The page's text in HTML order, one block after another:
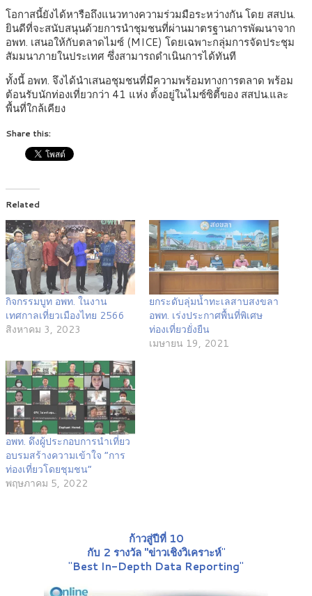
โอกาสนี้ยังได้หารือถึงแนวทางความร่วมมือระหว่างกัน โดย สสปน.
ยินดีที่จะสนับสนุนด้วยการนำชุมชนที่ผ่านมาตรฐานการพัฒนาจาก
อพท. เสนอให้กับตลาดไมซ์ (MICE) โดยเฉพาะกลุ่มการจัดประชุม
สัมมนาภายในประเทศ ซึ่งสามารถดำเนินการได้ทันที
ทั้งนี้ อพท. จึงได้นำเสนอชุมชนที่มีความพร้อมทางการตลาด พร้อม
ต้อนรับนักท่องเที่ยวกว่า 41 แห่ง ตั้งอยู่ในไมซ์ซิตี้ของ สสปน.และ
พื้นที่ใกล้เคียง
Share this:
Related
กิจกรรมบูท อพท. ในงาน
เทศกาลเที่ยวเมืองไทย 2566
สิงหาคม 3, 2023
ยกระดับลุ่มน้ำทะเลสาบสงขลา
อพท. เร่งประกาศพื้นที่พิเศษ
ท่องเที่ยวยั่งยืน
เมษายน 19, 2021
อพท. ดึงผู้ประกอบการนำเที่ยว
อบรมสร้างความเข้าใจ “การ
ท่องเที่ยวโดยชุมชน”
พฤษภาคม 5, 2022
ก้าวสู่ปีที่ 10
กับ 2 รางวัล "ข่าวเชิงวิเคราะห์"
"Best In-Depth Data Reporting"